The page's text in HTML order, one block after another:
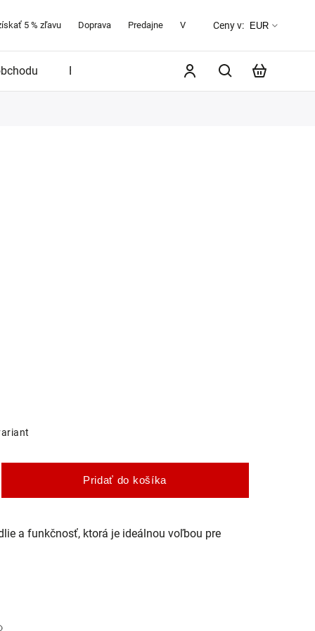
5 % zľavu Doprava Predajne Veľkostná tabuľka O značke
Ceny v: EUR
Blog
Pridať do košíka
a funkčnosť, ktorá je ideálnou voľbou pre